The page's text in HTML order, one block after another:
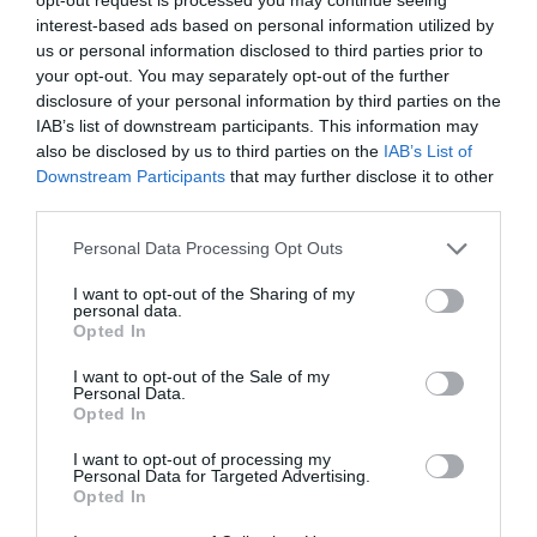
interest-based ads based on personal information utilized by
us or personal information disclosed to third parties prior to
your opt-out. You may separately opt-out of the further
disclosure of your personal information by third parties on the
IAB’s list of downstream participants. This information may
also be disclosed by us to third parties on the IAB’s List of
Downstream Participants that may further disclose it to other
Please note that this website/app uses one or more Google
not limited to your visit or usage behaviour. You may click to
grant or deny consent to Google and its third-party tags to
use your data for below specified purposes in below Google
consent section.
Personal Data Processing Opt Outs
I want to opt-out of the Sharing of my
personal data.
Opted In
I want to opt-out of the Sale of my
Personal Data.
Opted In
I want to opt-out of processing my
Personal Data for Targeted Advertising.
Opted In
legfontosabb hiányosságokat, amelyek alapján
összeállítható a jövőbeli bevásárlólista. Ez a
szolgáltatás azért hatékony, mert segít az
ügyfeleknek maximalizálni a már meglévő ruháikat,
mielőtt több pénzt költenének.
Személyre szabott lookbook készítése:Ez magában
foglalja egy digitális lookbook elkészítését, amelyben
ügyfél meglévő ruháiból, újonnan ajánlott darabokból
vagy ezek kombinációjából állhatnak össze. A
telefonján elérhető, így nincs szükség a napi
öltözködéssel kapcsolatos találgatásokra.
Online személyi bevásárlás:
működik, és az ügyfél stílusának, költségvetésének és
a szekrényében azonosított hiányosságoknak
megfelelően keres meg neki konkrét darabokat. Ez a
válogatott stíluslap elküldését, amelyen közvetlenül
megvásárolható linkek találhatók az ajánlott